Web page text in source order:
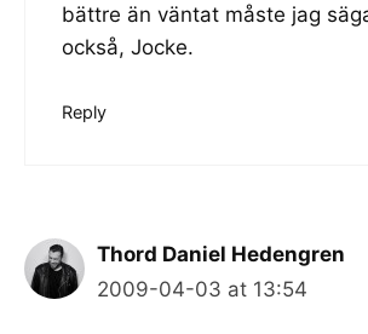
bättre än väntat måste jag
också, Jocke.
Reply
Thord Daniel Hedengren
2009-04-03 at 13:54